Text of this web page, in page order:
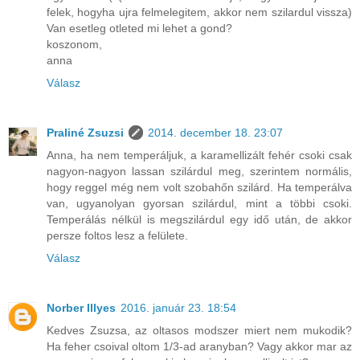
felek, hogyha ujra felmelegitem, akkor nem szilardul vissza)
Van esetleg otleted mi lehet a gond?
koszonom,
anna
Válasz
Praliné Zsuzsi
2014. december 18. 23:07
Anna, ha nem temperáljuk, a karamellizált fehér csoki csak
nagyon-nagyon lassan szilárdul meg, szerintem normális,
hogy reggel még nem volt szobahőn szilárd. Ha temperálva
van, ugyanolyan gyorsan szilárdul, mint a többi csoki.
Temperálás nélkül is megszilárdul egy idő után, de akkor
persze foltos lesz a felülete.
Válasz
Norber Illyes 2016. január 23. 18:54
Kedves Zsuzsa, az oltasos modszer miert nem mukodik?
Ha feher csoival oltom 1/3-ad aranyban? Vagy akkor mar az